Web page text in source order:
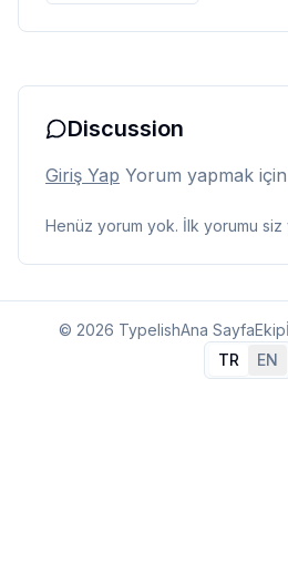
Discussion
Giriş Yap Yorum yapmak için
Henüz yorum yok. İlk yorumu siz
© 2026 TypelishAna SayfaEkip
DilTR EN